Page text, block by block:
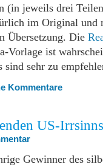
(in jeweils drei
im Original und
Übersetzung. Die
Vorlage ist
sind sehr zu
Kommentare
US-Irrsinns
Gewinner des